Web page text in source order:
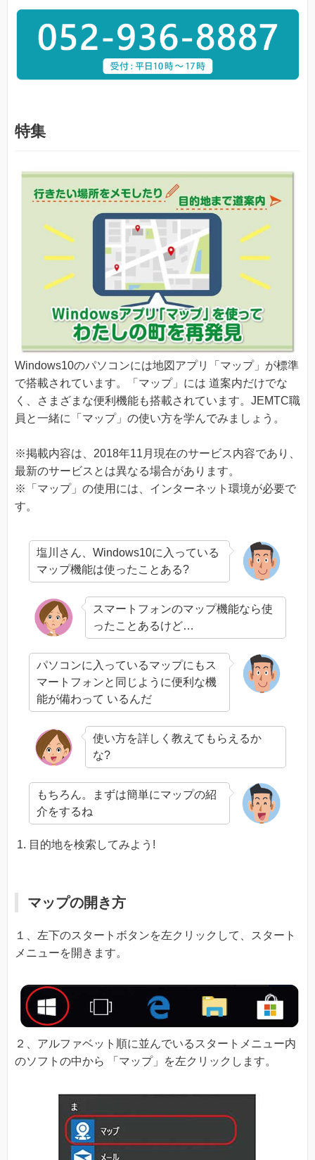
特集
Windows10のパソコンには地図アプリ「マップ」が標準
で搭載されています。「マップ」には 道案内だけでな
く、さまざまな便利機能も搭載されています。JEMTC職
員と一緒に「マップ」の使い方を学んでみましょう。
※掲載内容は、2018年11月現在のサービス内容であり、
最新のサービスとは異なる場合があります。
※「マップ」の使用には、インターネット環境が必要で
す。
塩川さん、Windows10に入っている
マップ機能は使ったことある?
スマートフォンのマップ機能なら使
ったことあるけど…
パソコンに入っているマップにもス
マートフォンと同じように便利な機
能が備わって いるんだ
使い方を詳しく教えてもらえるか
な?
もちろん。まずは簡単にマップの紹
介をするね
目的地を検索してみよう!
マップの開き方
１、左下のスタートボタンを左クリックして、スタート
メニューを開きます。
２、アルファベット順に並んでいるスタートメニュー内
のソフトの中から 「マップ」を左クリックします。